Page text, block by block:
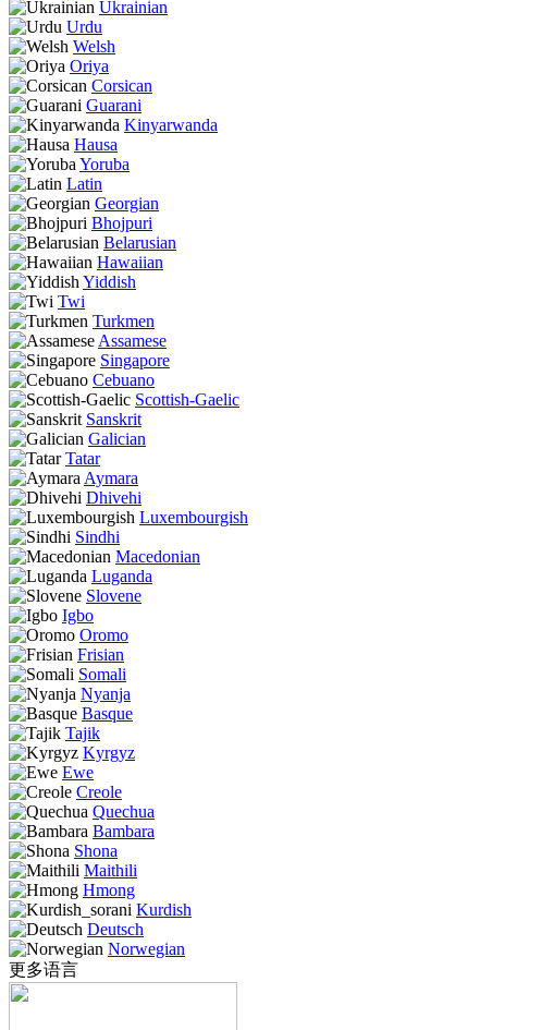
Ukrainian
Urdu
Welsh
Oriya
Corsican
Guarani
Kinyarwanda
Hausa
Yoruba
Latin
Georgian
Bhojpuri
Belarusian
Hawaiian
Yiddish
Twi
Turkmen
Assamese
Singapore
Cebuano
Scottish-Gaelic
Sanskrit
Galician
Tatar
Aymara
Dhivehi
Luxembourgish
Sindhi
Macedonian
Luganda
Slovene
Igbo
Oromo
Frisian
Somali
Nyanja
Basque
Tajik
Kyrgyz
Ewe
Creole
Quechua
Bambara
Shona
Maithili
Hmong
Kurdish
Deutsch
Norwegian
更多语言